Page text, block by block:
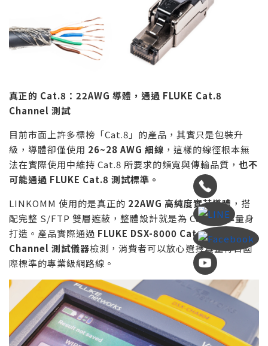
真正的 Cat.8 ： 22AWG 導體，通過 FLUKE Cat.8
Channel 測試
目前市面上許多標榜「Cat.8」的產品，其實只是包裝升
級，導體卻僅使用 26~28 AWG 細線 ，這樣的線徑根本無
法在實際使用中維持 Cat.8 所要求的頻寬與傳輸品質， 也不
可能通過 FLUKE Cat.8 測試標準。
LINKOMM 使用的是真正的 22AWG 高純度實芯導體 ，搭
配完整 S/FTP 雙層遮蔽，整體設計就是為 Cat.8 標準量身
打造。產品實際通過 FLUKE DSX-8000 Cat.8
Channel 測試儀器檢測，消費者可以放心選擇真正符合國
際標準的專業級網路線。